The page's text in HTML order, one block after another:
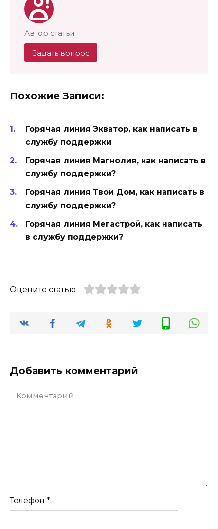
Автор статьи
Задать вопрос
Похожие Записи:
Горячая линия Экватор, как написать в
службу поддержки
Горячая линия Магнолия, как написать в
службу поддержки?
Горячая линия Твой Дом, как написать в
службу поддержки?
Горячая линия Мегастрой, как написать
в службу поддержки?
Оцените статью
Добавить комментарий
Комментарий
Телефон *